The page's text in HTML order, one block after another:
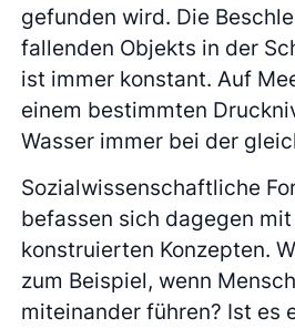
gefunden wird. Die
fallenden Objekts in der
ist immer konstant. Auf
einem bestimmten
Wasser immer bei der
Sozialwissenschaftliche
befassen sich dagegen
konstruierten Konzepten.
zum Beispiel, wenn
miteinander führen? Ist es